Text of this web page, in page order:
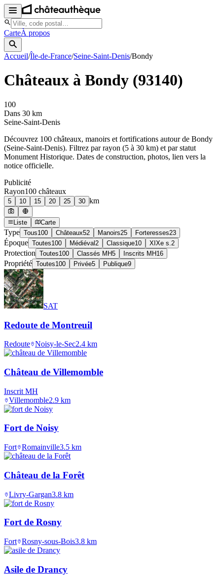
CarteÀ propos
Accueil/Île-de-France/Seine-Saint-Denis/Bondy
Châteaux à Bondy (93140)
100
Dans 30 km
Seine-Saint-Denis
Découvrez 100 châteaux, manoirs et fortifications autour de Bondy
(Seine-Saint-Denis). Filtrez par rayon (5 à 30 km) et par statut
Monument Historique. Dates de construction, photos, lien vers la
notice officielle.
Publicité
Rayon100 châteaux
5 10 15 20 25 30 km
Liste Carte
Type Tous100 Châteaux52 Manoirs25 Forteresses23
Époque Toutes100 Médiéval 2 Classique10 XIXe s. 2
Protection Toutes100 Classés MH5 Inscrits MH16
Propriété Toutes100 Privée5 Publique9
SAT
Redoute de Montreuil
Redoute Noisy-le-Sec2.4 km
Château de Villemomble
Inscrit MH
Villemomble2.9 km
Fort de Noisy
Fort Romainville3.5 km
Château de la Forêt
Livry-Gargan3.8 km
Fort de Rosny
Fort Rosny-sous-Bois3.8 km
Asile de Drancy